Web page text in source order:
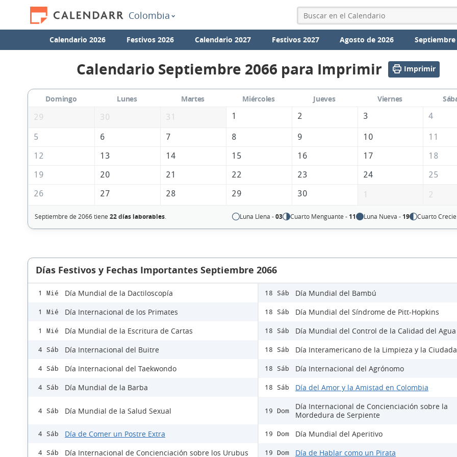
Colombia
Calendario 2026 Festivos 2026 Calendario 2027 Festivos 2027 Agosto de 2026 Septiembre
Calendario Septiembre 2066 para Imprimir Imprimir
Domingo Lunes Martes Miércoles Jueves Viernes
29
30 31 1 2 3 4
5 6 7 8 9 10
11
12
13 14 15 16 17
18
19
20 21 22 23 24
25
26
27 28 29 30 1 2
Septiembre de 2066 tiene 22 días laborables. Luna Llena -03 Cuarto Menguante - 11 Luna Nueva - 19 Cuarto
Días Festivos y Fechas Importantes Septiembre 2066
1 Mié Día Mundial de la Dactiloscopía
1 Mié Día Internacional de los Primates
1 Mié Día Mundial de la Escritura de Cartas
4 Sáb Día Internacional del Buitre
4 Sáb Día Internacional del Taekwondo
4 Sáb Día Mundial de la Barba
4 Sáb Día Mundial de la Salud Sexual
4 Sáb Día de Comer un Postre Extra
4 Sáb Día Internacional de Concienciación sobre los Urubus
18 Sáb Día Mundial del Bambú
18 Sáb Día Mundial del Síndrome de Pitt-Hopkins
18 Sáb Día Mundial del Control de la Calidad del Agua
18 Sáb Día Interamericano de la Limpieza y la
18 Sáb Día Internacional del Agrónomo
18 Sáb Día del Amor y la Amistad en Colombia
19 Dom
Día Internacional de Concienciación sobre la
Mordedura de Serpiente
19 Dom Día Mundial del Aperitivo
19 Dom Día de Hablar como un Pirata